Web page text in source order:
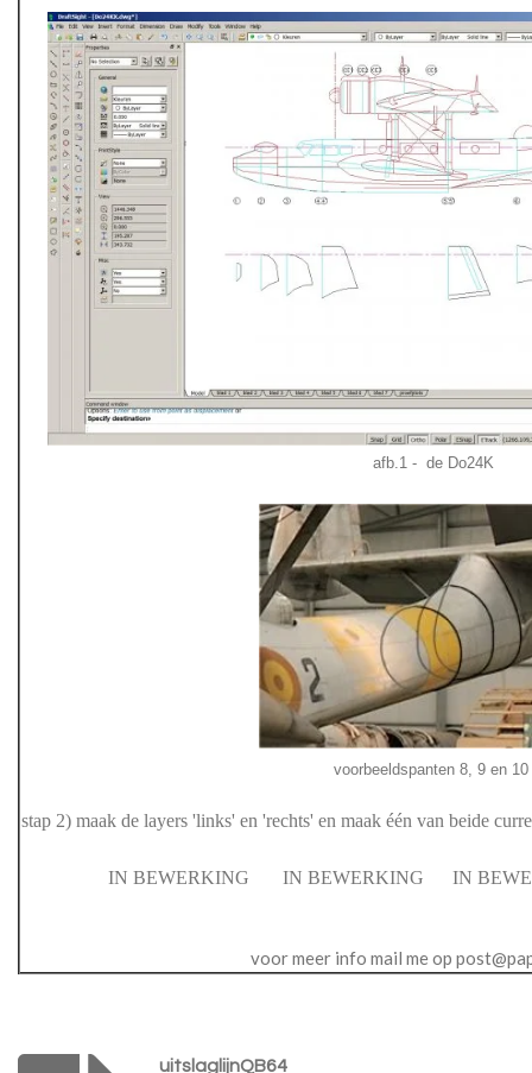
afb.1 - de Do24K
voorbeeldspanten 8, 9 en 10
stap 2) maak de layers 'links' en 'rechts' en maak één van beide
IN BEWERKING IN BEWERKING IN
voor meer info mail me op
uitslaglijnQB64